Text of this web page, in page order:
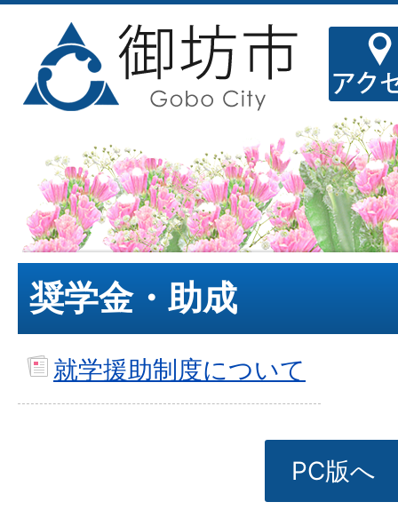
奨学金・助成
就学援助制度について
PC版へ